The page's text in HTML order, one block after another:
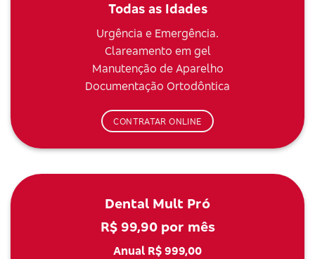
Todas as Idades
Urgência e Emergência.
Clareamento em gel
Manutenção de Aparelho
Documentação Ortodôntica
CONTRATAR ONLINE
Dental Mult Pró
R$ 99,90 por mês
Anual R$ 999,00